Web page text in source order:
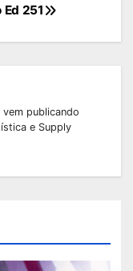
251
vem publicando
e Supply